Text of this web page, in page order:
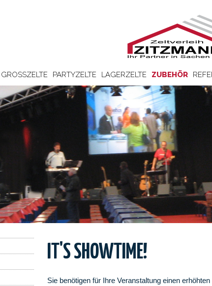
GROSSZELTE PARTYZELTE LAGERZELTE ZUBEHÖR
IT'S SHOWTIME!
Sie benötigen für Ihre Veranstaltung einen